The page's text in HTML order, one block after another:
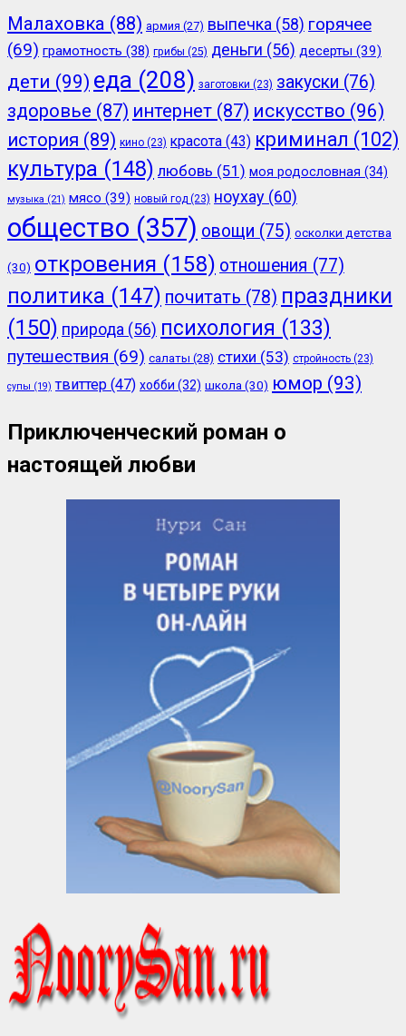
Малаховка (88) армия (27) выпечка (58) горячее
(69) грамотность (38) грибы (25) деньги (56) десерты (39)
дети (99) еда (208) заготовки (23) закуски (76)
здоровье (87) интернет (87) искусство (96)
история (89) кино (23) красота (43) криминал (102)
культура (148) любовь (51) моя родословная (34)
музыка (21) мясо (39) новый год (23) ноухау (60)
общество (357) овощи (75) осколки детства
(30) откровения (158) отношения (77)
политика (147) почитать (78) праздники
(150) природа (56) психология (133)
путешествия (69) салаты (28) стихи (53) стройность (23)
супы (19) твиттер (47) хобби (32) школа (30) юмор (93)
Приключенческий роман о
настоящей любви